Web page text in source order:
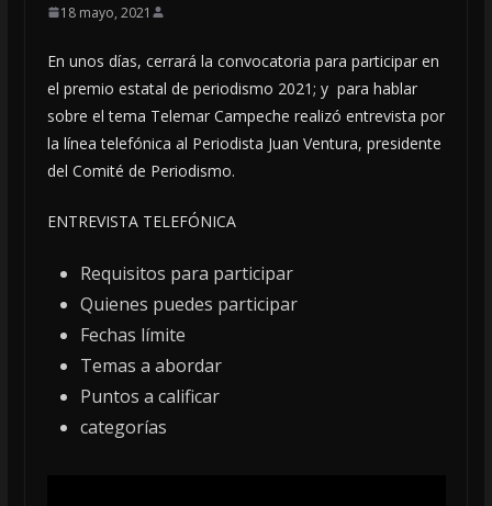
18 mayo, 2021
En unos días, cerrará la convocatoria para participar en
el premio estatal de periodismo 2021; y para hablar
sobre el tema Telemar Campeche realizó entrevista por
la línea telefónica al Periodista Juan Ventura, presidente
del Comité de Periodismo.
ENTREVISTA TELEFÓNICA
Requisitos para participar
Quienes puedes participar
Fechas límite
Temas a abordar
Puntos a calificar
categorías